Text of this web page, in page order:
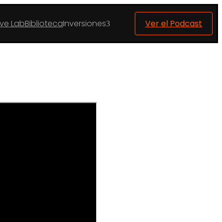
LabBibliotecaInversiones3 Ver el Podcast